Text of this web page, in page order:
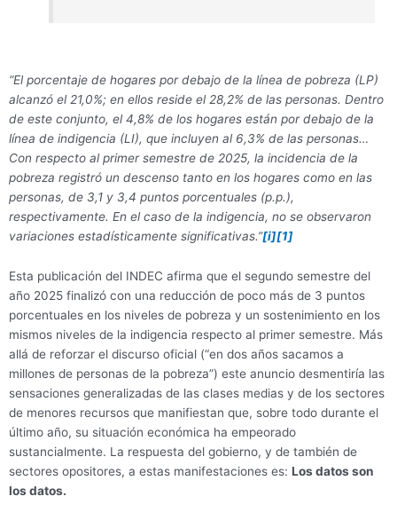
“El porcentaje de hogares por debajo de la línea de pobreza (LP)
alcanzó el 21,0%; en ellos reside el 28,2% de las personas. Dentro
de este conjunto, el 4,8% de los hogares están por debajo de la
línea de indigencia (LI), que incluyen al 6,3% de las personas…
Con respecto al primer semestre de 2025, la incidencia de la
pobreza registró un descenso tanto en los hogares como en las
personas, de 3,1 y 3,4 puntos porcentuales (p.p.),
respectivamente. En el caso de la indigencia, no se observaron
variaciones estadísticamente significativas.”[i][1]
Esta publicación del INDEC afirma que el segundo semestre del
año 2025 finalizó con una reducción de poco más de 3 puntos
porcentuales en los niveles de pobreza y un sostenimiento en los
mismos niveles de la indigencia respecto al primer semestre. Más
allá de reforzar el discurso oficial (“en dos años sacamos a
millones de personas de la pobreza”) este anuncio desmentiría las
sensaciones generalizadas de las clases medias y de los sectores
de menores recursos que manifiestan que, sobre todo durante el
último año, su situación económica ha empeorado
sustancialmente. La respuesta del gobierno, y de también de
sectores opositores, a estas manifestaciones es: Los datos son
los datos.